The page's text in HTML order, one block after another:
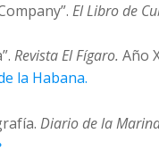
El Libro de
Revista El Fígaro. Año
la Habana.
Diario de la